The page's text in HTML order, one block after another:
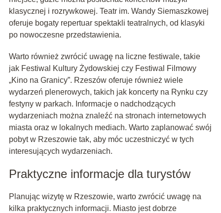
klasycznej i rozrywkowej. Teatr im. Wandy Siemaszkowej
oferuje bogaty repertuar spektakli teatralnych, od klasyki
po nowoczesne przedstawienia.
Warto również zwrócić uwagę na liczne festiwale, takie
jak Festiwal Kultury Żydowskiej czy Festiwal Filmowy
„Kino na Granicy”. Rzeszów oferuje również wiele
wydarzeń plenerowych, takich jak koncerty na Rynku czy
festyny w parkach. Informacje o nadchodzących
wydarzeniach można znaleźć na stronach internetowych
miasta oraz w lokalnych mediach. Warto zaplanować swój
pobyt w Rzeszowie tak, aby móc uczestniczyć w tych
interesujących wydarzeniach.
Praktyczne informacje dla turystów
Planując wizytę w Rzeszowie, warto zwrócić uwagę na
kilka praktycznych informacji. Miasto jest dobrze